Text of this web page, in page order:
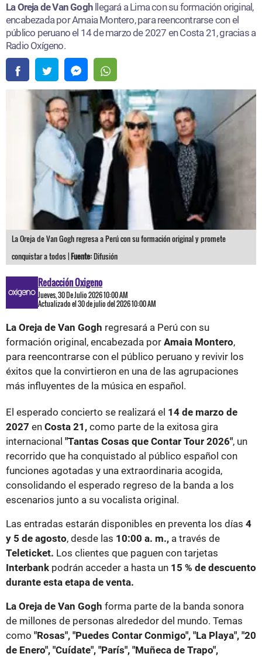
La Oreja de Van Gogh llegará a Lima con su formación original,
encabezada por Amaia Montero, para reencontrarse con el
público peruano el 14 de marzo de 2027 en Costa 21, gracias a
Radio Oxígeno.
La Oreja de Van Gogh regresa a Perú con su formación original y promete
conquistar a todos |Fuente:Difusión
Redacción Oxigeno
Jueves, 30 De Julio 2026 10:00 AM
Actualizado el 30 de julio del 2026 10:00 AM
La Oreja de Van Gogh regresará a Perú con su
formación original, encabezada por Amaia Montero,
para reencontrarse con el público peruano y revivir los
éxitos que la convirtieron en una de las agrupaciones
más influyentes de la música en español.
El esperado concierto se realizará el 14 de marzo de
2027 en Costa 21, como parte de la exitosa gira
internacional "Tantas Cosas que Contar Tour 2026", un
recorrido que ha conquistado al público español con
funciones agotadas y una extraordinaria acogida,
consolidando el esperado regreso de la banda a los
escenarios junto a su vocalista original.
Las entradas estarán disponibles en preventa los días 4
y 5 de agosto, desde las 10:00 a. m., a través de
Teleticket. Los clientes que paguen con tarjetas
Interbank podrán acceder a hasta un 15 % de descuento
durante esta etapa de venta.
La Oreja de Van Gogh forma parte de la banda sonora
de millones de personas alrededor del mundo. Temas
como "Rosas", "Puedes Contar Conmigo", "La Playa", "20
de Enero", "Cuídate", "París", "Muñeca de Trapo",